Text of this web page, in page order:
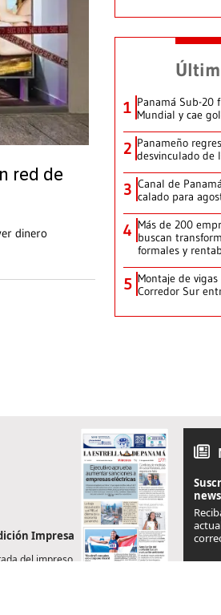
red de
dinero
1 Panamá Sub-20
Mundial y cae
2 Panameño
desvinculado de
3 Canal de
calado para
4 Más de 200
buscan
formales y
5 Montaje de
Corredor Sur
Impresa
del impreso